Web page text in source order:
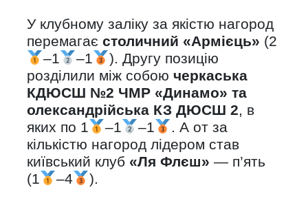
У клубному заліку за якістю нагород
перемагає столичний «Армієць» (2
–1
–1
). Другу позицію
розділили між собою черкаська
КДЮСШ №2 ЧМР «Динамо» та
олександрійська КЗ ДЮСШ 2, в
яких по 1
–1 –1
. А от за
кількістю нагород лідером став
київський клуб «Ля Флєш» — п’ять
(1
–4 ).